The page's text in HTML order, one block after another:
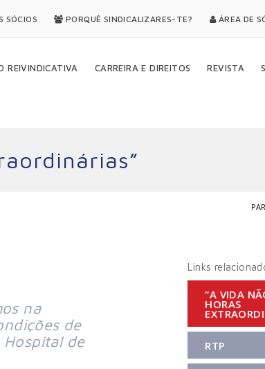
SÓCIOS PORQUÊ SINDICALIZARES-TE? ÁREA DE
REIVINDICATIVA CARREIRA E DIREITOS REVISTA
na
de
de
Links
“A VIDA
HORAS
RTP